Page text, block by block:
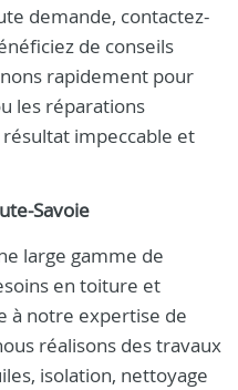
demande, contactez-
de conseils
rapidement pour
les réparations
impeccable et
Savoie
large gamme de
en toiture et
à notre expertise de
réalisons des travaux
isolation, nettoyage